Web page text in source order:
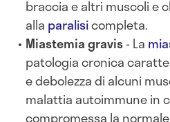
braccia e altri muscoli e
alla paralisicompleta.
Miastemia gravis- La
patologia cronica
e debolezza di alcuni
malattia autoimmune in